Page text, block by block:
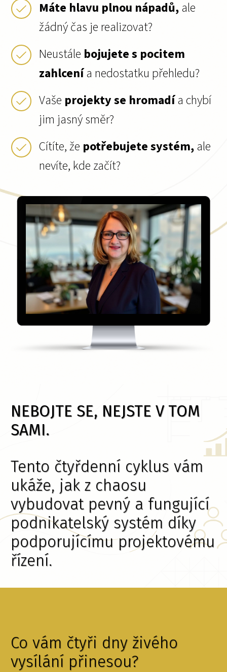
Máte hlavu plnou nápadů,ale
žádný čas je realizovat?
Neustále bojujete s pocitem
zahlcenía nedostatku přehledu?
Vaše projekty se hromadía chybí
jim jasný směr?
Cítíte, že potřebujete systém,ale
nevíte, kde začít?
NEBOJTE SE, NEJSTE V TOM
SAMI.
Tento čtyřdenní cyklus vám
ukáže, jak z chaosu
vybudovat pevný a fungující
podnikatelský systém díky
podporujícímu projektovému
řízení.
Co vám čtyři dny živého
vysílání přinesou?